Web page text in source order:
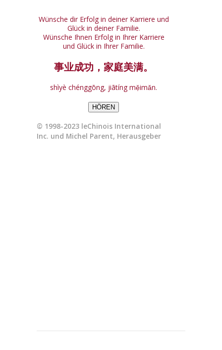
Wünsche dir Erfolg in deiner Karriere und
Glück in deiner Familie.
Wünsche Ihnen Erfolg in Ihrer Karriere
und Glück in Ihrer Familie.
事业成功，家庭美满。
shìyè chénggōng, jiātíng mẹ̌imǎn.
HÖREN
© 1998-2023 leChinois International
Inc. und Michel Parent, Herausgeber